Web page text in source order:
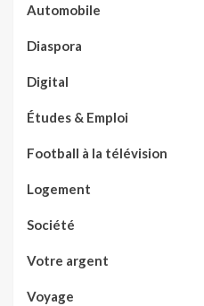
Automobile
Diaspora
Digital
Études & Emploi
Football à la télévision
Logement
Société
Votre argent
Voyage